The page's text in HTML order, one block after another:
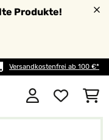
Produkte!
Versandkostenfrei ab 100 €*